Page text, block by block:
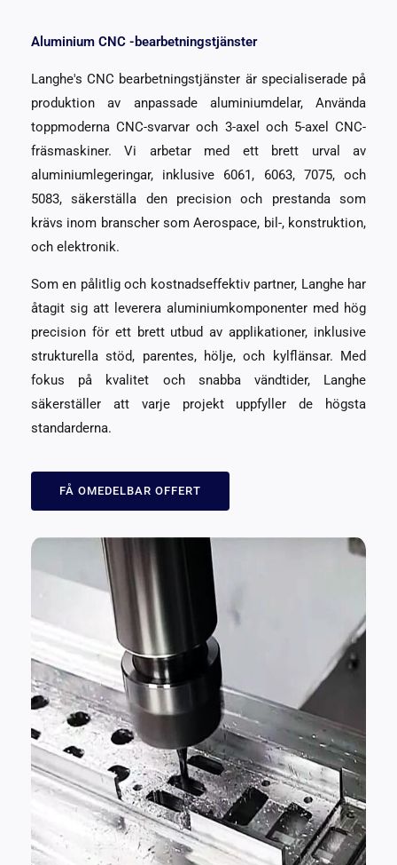
Aluminium CNC -bearbetningstjänster
Langhe's CNC bearbetningstjänster är specialiserade på
produktion av anpassade aluminiumdelar, Använda
toppmoderna CNC-svarvar och 3-axel och 5-axel CNC-
fräsmaskiner. Vi arbetar med ett brett urval av
aluminiumlegeringar, inklusive 6061, 6063, 7075, och
5083, säkerställa den precision och prestanda som
krävs inom branscher som Aerospace, bil-, konstruktion,
och elektronik.
Som en pålitlig och kostnadseffektiv partner, Langhe har
åtagit sig att leverera aluminiumkomponenter med hög
precision för ett brett utbud av applikationer, inklusive
strukturella stöd, parentes, hölje, och kylflänsar. Med
fokus på kvalitet och snabba vändtider, Langhe
säkerställer att varje projekt uppfyller de högsta
standarderna.
FÅ OMEDELBAR OFFERT